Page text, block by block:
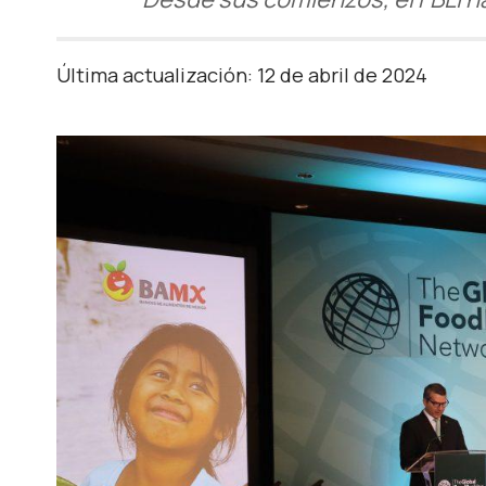
Última actualización: 12 de abril de 2024